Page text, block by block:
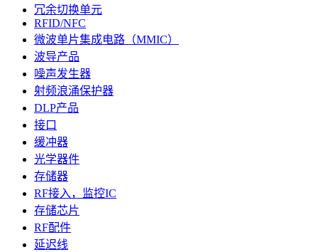
冗余切换单元
RFID/NFC
微波单片集成电路（MMIC）
波导产品
噪声发生器
射频浪涌保护器
DLP产品
接口
缓冲器
光学器件
存储器
RF接入，监控IC
存储芯片
RF配件
延迟线